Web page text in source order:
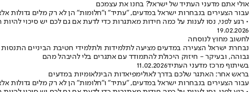
אולי אתם מדעני העתיד של ישראל? בחנו את עצמכם
עבור הצעירים בנבחרות ישראל במדעים, "עתיד" ו"חלומות" הן לא רק מלים גדולות
• רגע לפני, נסו לענות על כמה חידות מאתגרות כדי לדעת אם גם לכם יש סיכוי
19.02.2026
לחשוב מחוץ לנוסחה
נבחרת ישראל הצעירה במדעים מציעה לתלמידות ולתלמידי חטיבת הביניים
גבוהה, ובעיקר - חיזוק היכולת להתמודד עם אתגרים בלי להיבהל מהם
בשיתוף מרכז מדעני העתיד11.02.2026
בראש אחר: האתגר שלכם בדרך לאולימפיאדות הבינלאומיות במדעים
עבור הצעירים בנבחרות ישראל במדעים, "עתיד" ו"חלומות" הן לא רק מלים גדולות